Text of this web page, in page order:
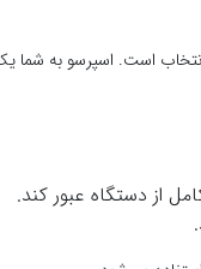
است. اسپرسو به
از دستگاه عبور کند.